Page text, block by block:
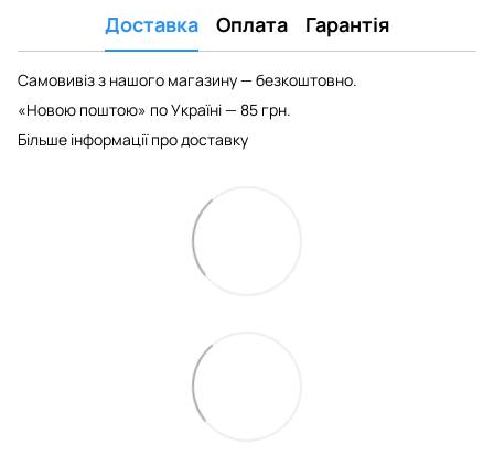
Доставка Оплата Гарантія
Самовивіз з нашого магазину — безкоштовно.
«Новою поштою» по Україні — 85 грн.
Більше інформації про доставку